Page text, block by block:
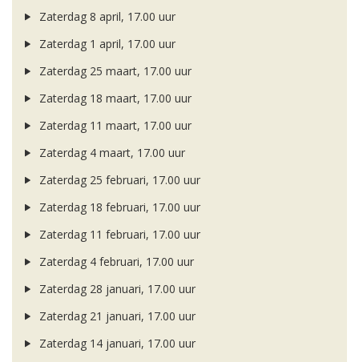
Zaterdag 8 april, 17.00 uur
Zaterdag 1 april, 17.00 uur
Zaterdag 25 maart, 17.00 uur
Zaterdag 18 maart, 17.00 uur
Zaterdag 11 maart, 17.00 uur
Zaterdag 4 maart, 17.00 uur
Zaterdag 25 februari, 17.00 uur
Zaterdag 18 februari, 17.00 uur
Zaterdag 11 februari, 17.00 uur
Zaterdag 4 februari, 17.00 uur
Zaterdag 28 januari, 17.00 uur
Zaterdag 21 januari, 17.00 uur
Zaterdag 14 januari, 17.00 uur